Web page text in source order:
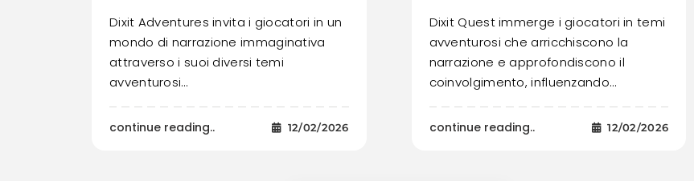
Dixit Adventures invita i giocatori in un
mondo di narrazione immaginativa
attraverso i suoi diversi temi
avventurosi…
continue reading.. 12/02/2026
Dixit Quest immerge i giocatori in temi
avventurosi che arricchiscono la
narrazione e approfondiscono il
coinvolgimento, influenzando…
continue reading.. 12/02/2026